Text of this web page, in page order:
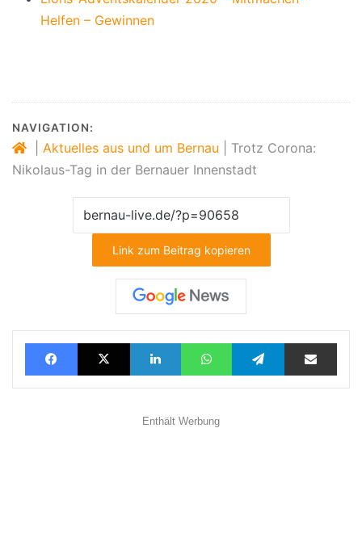
Helfen – Gewinnen
NAVIGATION:
Aktuelles aus und um Bernau
Trotz Corona:
Nikolaus-Tag in der Bernauer Innenstadt
Link zum Beitrag kopieren
FacebookX LinkedInWhatsAppTelegramTeilen via E-Mail
Enthält Werbung